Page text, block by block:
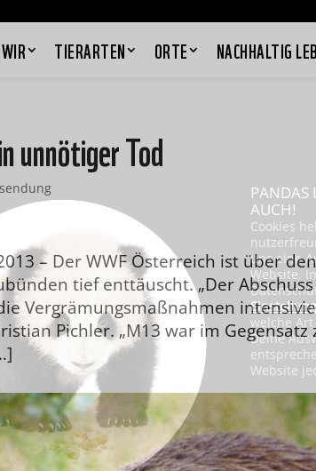
TIERARTEN ORTE NACHHALTIG
unnötiger Tod
– Der WWF Österreich ist über
tief enttäuscht. „Der
Vergrämungsmaßnahmen
Pichler. „M13 war im Gegensatz
PANDAS
AUCH!
Cookies
uns eine
Website.
welche Art
Deine
Website